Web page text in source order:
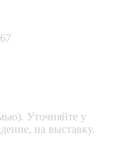
Уточняйте у
на выставку.